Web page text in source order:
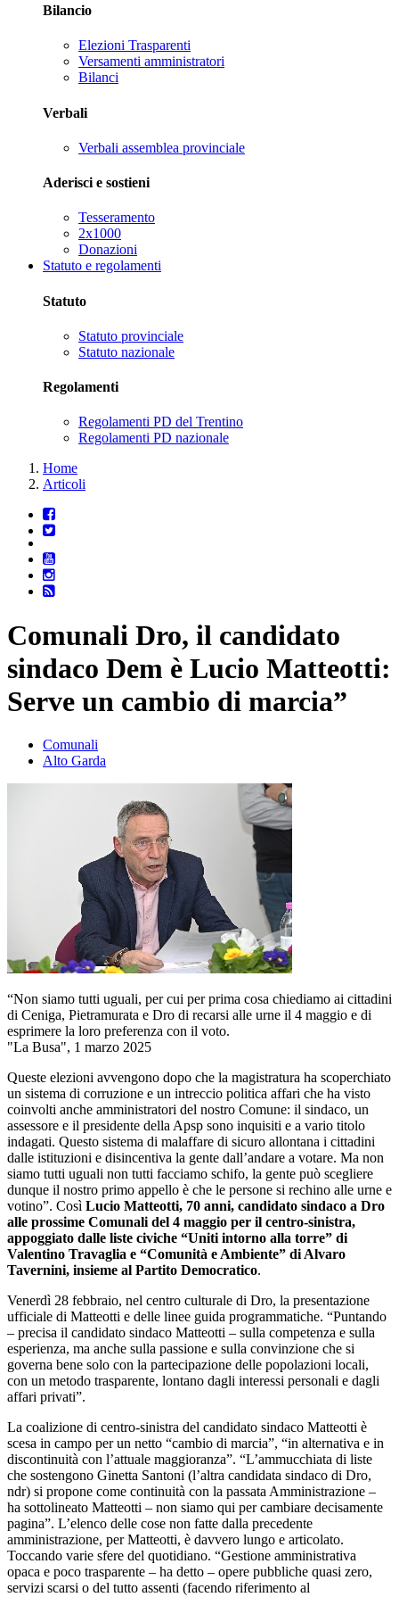
Bilancio
Elezioni Trasparenti
Versamenti amministratori
Bilanci
Verbali
Verbali assemblea provinciale
Aderisci e sostieni
Tesseramento
2x1000
Donazioni
Statuto e regolamenti
Statuto
Statuto provinciale
Statuto nazionale
Regolamenti
Regolamenti PD del Trentino
Regolamenti PD nazionale
Home
Articoli
Comunali Dro, il candidato
sindaco Dem è Lucio Matteotti:
Serve un cambio di marcia”
Comunali
Alto Garda
“Non siamo tutti uguali, per cui per prima cosa chiediamo ai cittadini
di Ceniga, Pietramurata e Dro di recarsi alle urne il 4 maggio e di
esprimere la loro preferenza con il voto.
"La Busa", 1 marzo 2025
Queste elezioni avvengono dopo che la magistratura ha scoperchiato
un sistema di corruzione e un intreccio politica affari che ha visto
coinvolti anche amministratori del nostro Comune: il sindaco, un
assessore e il presidente della Apsp sono inquisiti e a vario titolo
indagati. Questo sistema di malaffare di sicuro allontana i cittadini
dalle istituzioni e disincentiva la gente dall’andare a votare. Ma non
siamo tutti uguali non tutti facciamo schifo, la gente può scegliere
dunque il nostro primo appello è che le persone si rechino alle urne e
votino”. Così Lucio Matteotti, 70 anni, candidato sindaco a Dro
alle prossime Comunali del 4 maggio per il centro-sinistra,
appoggiato dalle liste civiche “Uniti intorno alla torre” di
Valentino Travaglia e “Comunità e Ambiente” di Alvaro
Tavernini, insieme al Partito Democratico.
Venerdì 28 febbraio, nel centro culturale di Dro, la presentazione
ufficiale di Matteotti e delle linee guida programmatiche. “Puntando
– precisa il candidato sindaco Matteotti – sulla competenza e sulla
esperienza, ma anche sulla passione e sulla convinzione che si
governa bene solo con la partecipazione delle popolazioni locali,
con un metodo trasparente, lontano dagli interessi personali e dagli
affari privati”.
La coalizione di centro-sinistra del candidato sindaco Matteotti è
scesa in campo per un netto “cambio di marcia”, “in alternativa e in
discontinuità con l’attuale maggioranza”. “L’ammucchiata di liste
che sostengono Ginetta Santoni (l’altra candidata sindaco di Dro,
ndr) si propone come continuità con la passata Amministrazione –
ha sottolineato Matteotti – non siamo qui per cambiare decisamente
pagina”. L’elenco delle cose non fatte dalla precedente
amministrazione, per Matteotti, è davvero lungo e articolato.
Toccando varie sfere del quotidiano. “Gestione amministrativa
opaca e poco trasparente – ha detto – opere pubbliche quasi zero,
servizi scarsi o del tutto assenti (facendo riferimento al